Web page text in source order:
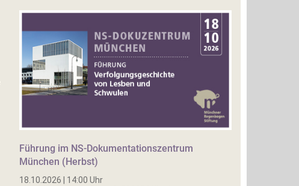
Führung im NS-Dokumentationszentrum
München (Herbst)
18.10.2026 | 14:00 Uhr